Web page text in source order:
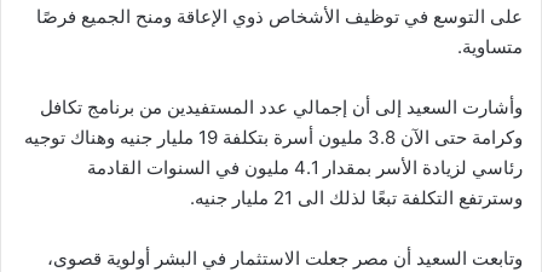
على التوسع في توظيف الأشخاص ذوي الإعاقة ومنح الجميع فرصًا
متساوية.
وأشارت السعيد إلى أن إجمالي عدد المستفيدين من برنامج تكافل
وكرامة حتى الآن 3.8 مليون أسرة بتكلفة 19 مليار جنيه وهناك توجيه
رئاسي لزيادة الأسر بمقدار 4.1 مليون في السنوات القادمة
وسترتفع التكلفة تبعًا لذلك الى 21 مليار جنيه.
وتابعت السعيد أن مصر جعلت الاستثمار في البشر أولوية قصوى،